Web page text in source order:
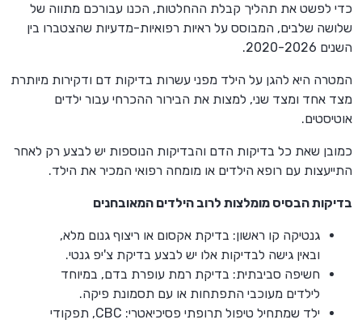
כדי לפשט את תהליך קבלת ההחלטות, הכנו עבורכם מתווה של
שלושה שלבים, המבוסס על ראיות רפואיות-מדעיות שהצטברו בין
השנים 2020-2026.
המטרה היא להגן על הילד מפני עשרות בדיקות דם ודקירות מיותרת
מצד אחד ומצד שני, למצות את הבירור ההכרחי עבור ילדים
אוטיסטים.
כמובן שאת כל בדיקות הדם והבדיקות הנוספות יש לבצע רק לאחר
התייעצות עם רופא הילדים או מומחה רפואי המכיר את הילד.
בדיקות הבסיס מומלצות לרוב הילדים המאובחנים
גנטיקה קו ראשון: בדיקת אקסום או ריצוף גנום מלא,
ובאין גישה לבדיקות אלו יש לבצע בדיקת צ'יפ גנטי.
חשיפה סביבתית: בדיקת רמת עופרת בדם, במיוחד
לילדים מעוכבי התפתחות או עם תסמונת פיקה.
ילד שמתחיל טיפול תרופתי פסיכיאטרי: CBC, תפקודי